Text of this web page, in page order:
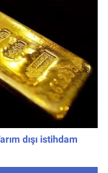
dışı istihdam